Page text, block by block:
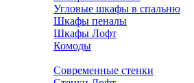
Угловые шкафы в спальню
Шкафы пеналы
Шкафы Лофт
Комоды
Современные стенки